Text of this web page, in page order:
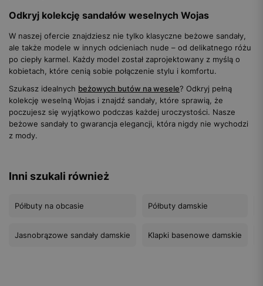
Odkryj kolekcję sandałów weselnych Wojas
W naszej ofercie znajdziesz nie tylko klasyczne beżowe sandały,
ale także modele w innych odcieniach nude – od delikatnego różu
po ciepły karmel. Każdy model został zaprojektowany z myślą o
kobietach, które cenią sobie połączenie stylu i komfortu.
Szukasz idealnych beżowych butów na wesele? Odkryj pełną
kolekcję weselną Wojas i znajdź sandały, które sprawią, że
poczujesz się wyjątkowo podczas każdej uroczystości. Nasze
beżowe sandały to gwarancja elegancji, która nigdy nie wychodzi
z mody.
Inni szukali również
Półbuty na obcasie
Jasnobrązowe sandały damskie
Półbuty damskie
Klapki basenowe damskie